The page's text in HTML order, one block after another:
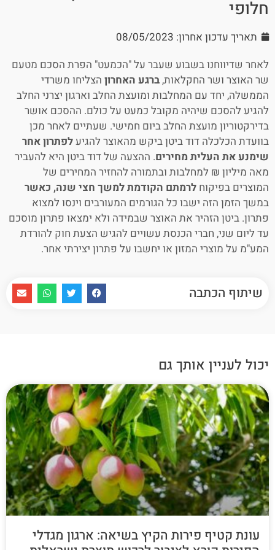
חלופי
תאריך עדכון אחרון: 08/05/2023
לאחר שדיווחנו בשבוע שעבר על "הכמעט" הפרת הסכם מטעם
שר האוצר ושר החקלאות, ברגע האחרון הצליחו משרדי
הממשלה, יחד עם המחלבות ומועצת החלב וארגון יצרני החלב
להגיע להסכם שיהיה מקובל כמעט על כולם. ההסכם אושר
בדירקטוריון מועצת החלב ביום חמישי. שעתיים לאחר מכן
בוועדת הכלכלה דוד ביטן ביקש מהאוצר להגיעלפתרון אחר
שימנע את העלית מחירים. ההצעה של דוד ביטן היא להעביר
מאה מיליון ₪ למחלבות ובתמורה להחזיר המחירים של
המוצרים בפיקוח לרמתם הקודמת למשך חצי שנה, כאשר
במשך הזמן הזה ישבו כל הגורמים המעורבים וינסו למצוא
פתרון. ביטן הזהיר את האוצר שבמידה ולא ימצאו פתרון מוסכם
עד ליום שני, חברי הכנסת עשויים להגיש הצעת חוק להורדת
המע"מ על מוצרי המזון או יחשבו על פתרון יצירתי אחר.
שיתוף הכתבה
יכול לעניין אותך גם
עונת קטיף פירות הקיץ בשיאה: ארגון מגדלי